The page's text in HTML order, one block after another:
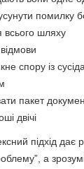
помилку
всього шляху
спору із
пакет
двічі
підхід дає
а